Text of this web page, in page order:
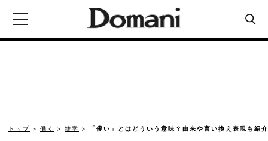
トップ 働く 雑学 「儚い」とはどういう意味？由来や言い換え表現も紹介